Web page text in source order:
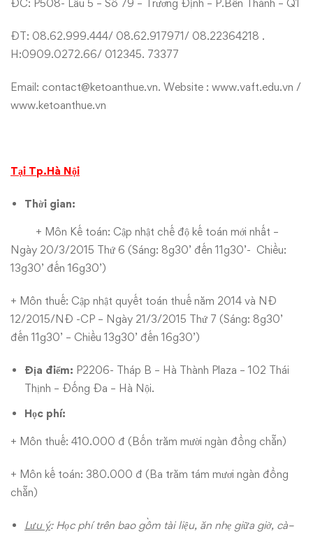
ĐC: P508- Lầu 5 – Số 79 – Trương Định – P.Bến Thành – Q1
ĐT: 08.62.999.444/ 08.62.917971/ 08.22364218 .
H:0909.0272.66/ 012345. 73377
Email: contact@ketoanthue.vn. Website : www.vaft.edu.vn /
www.ketoanthue.vn
Tại Tp.Hà Nội
Thời gian:
+ Môn Kế toán: Cập nhật chế độ kế toán mới nhất –
Ngày 20/3/2015 Thứ 6 (Sáng: 8g30’ đến 11g30’- Chiều:
13g30’ đến 16g30’)
+ Môn thuế: Cập nhật quyết toán thuế năm 2014 và NĐ
12/2015/NĐ -CP – Ngày 21/3/2015 Thứ 7 (Sáng: 8g30’
đến 11g30’ – Chiều 13g30’ đến 16g30’)
Địa điểm: P2206- Tháp B – Hà Thành Plaza – 102 Thái
Thịnh – Đống Đa – Hà Nội.
Học phí:
+ Môn thuế: 410.000 đ (Bốn trăm mười ngàn đồng chẵn)
+ Môn kế toán: 380.000 đ (Ba trăm tám mươi ngàn đồng
chẵn)
Lưu ý: Học phí trên bao gồm tài liệu, ăn nhẹ giữa giờ, cà–